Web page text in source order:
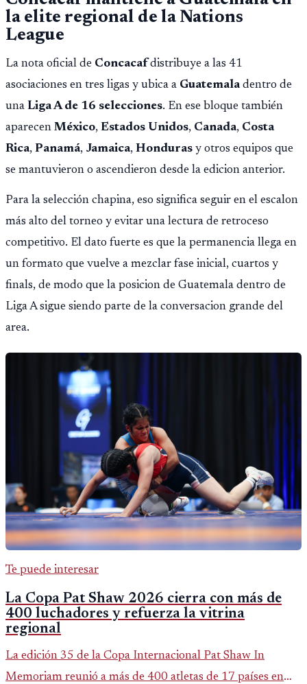
la elite regional de la Nations
League
La nota oficial de Concacafdistribuye a las 41
asociaciones en tres ligas y ubica a Guatemaladentro de
una Liga A de 16 selecciones. En ese bloque también
aparecen México, Estados Unidos, Canada, Costa
Rica, Panamá, Jamaica, Honduras y otros equipos que
se mantuvieron o ascendieron desde la edicion anterior.
Para la selección chapina, eso significa seguir en el escalon
más alto del torneo y evitar una lectura de retroceso
competitivo. El dato fuerte es que la permanencia llega en
un formato que vuelve a mezclar fase inicial, cuartos y
finals, de modo que la posicion de Guatemala dentro de
Liga A sigue siendo parte de la conversacion grande del
area.
Te puede interesar
La Copa Pat Shaw 2026 cierra con más de
400 luchadores y refuerza la vitrina
regional
La edición 35 de la Copa Internacional Pat Shaw In
Memoriam reunió a más de 400 atletas de 17 países en